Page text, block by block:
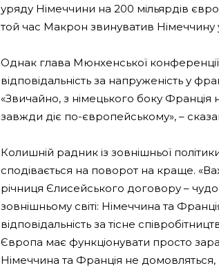
уряду Німеччини на 200 мільярдів
той час Макрон звинуватив Німеччину
Однак глава Мюнхенської
відповідальність за напруженість у
«Звичайно, з німецького боку
завжди діє по-європейському», –
Колишній радник із зовнішньої
сподівається на поворот на краще.
річниця Єлисейського договору –
зовнішньому світі: Німеччина та
відповідальність за тісне
Європа має функціонувати просто
Німеччина та Франція не домовляться,